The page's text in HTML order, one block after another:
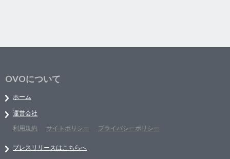
OVOについて
ホーム
運営会社
利用規約
サイトポリシー プライバシーポリシー
プレスリリースはこちらへ